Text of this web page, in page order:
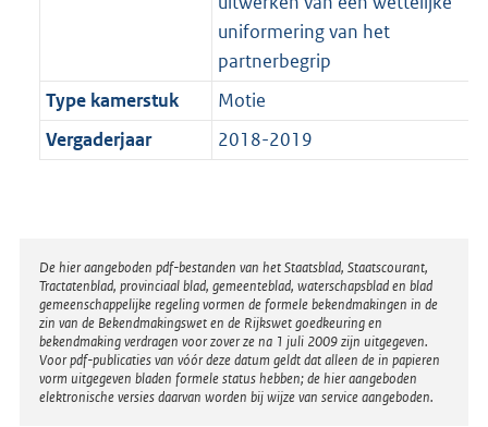
uniformering van het
partnerbegrip
Type kamerstuk
Motie
Vergaderjaar
2018-2019
Disclaimer
De hier aangeboden pdf-bestanden van het Staatsblad, Staatscourant,
Tractatenblad, provinciaal blad, gemeenteblad, waterschapsblad en blad
gemeenschappelijke regeling vormen de formele bekendmakingen in de
zin van de Bekendmakingswet en de Rijkswet goedkeuring en
bekendmaking verdragen voor zover ze na 1 juli 2009 zijn uitgegeven.
Voor pdf-publicaties van vóór deze datum geldt dat alleen de in papieren
vorm uitgegeven bladen formele status hebben; de hier aangeboden
elektronische versies daarvan worden bij wijze van service aangeboden.